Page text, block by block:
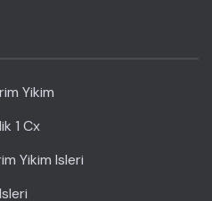
Yikim
1 Cx
Yikim Isleri